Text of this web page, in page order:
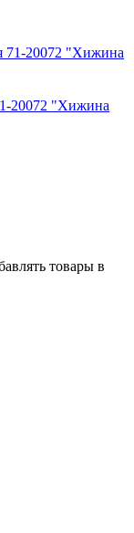
20072 "Хижина
товары в